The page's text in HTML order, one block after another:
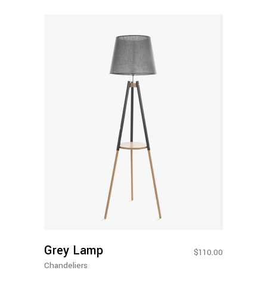
Adicionar Ao Carrinho
Grey Lamp $110.00
Chandeliers